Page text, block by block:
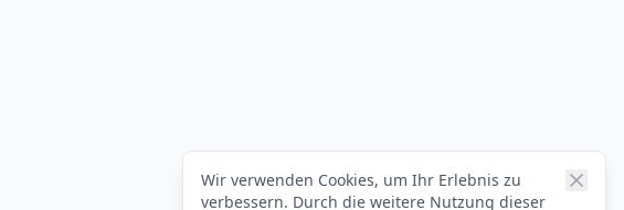
Wir verwenden Cookies, um Ihr Erlebnis zu
verbessern. Durch die weitere Nutzung dieser